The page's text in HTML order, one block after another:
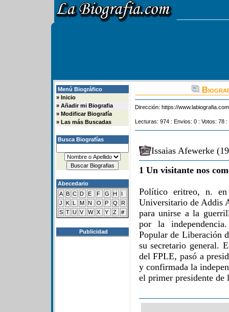
Menú Biográfico
» Inicio
» Añadir mi Biografia
» Modificar Biografía
» Las más Buscadas
Busca Biografías
Abecedario
A B C D E F G H
I
J
K L M N O P Q
R
S T U V W X Y Z #
Publicidad
Dirección: https://
Lecturas: 974 : Envios: 0 : Votos: 78
Issaias Afewerke
1 Un visitante nos
Político eritreo, n.
Universitario de Addis
para unirse a la
por la
Popular de Liberación
su secretario general.
del FPLE, pasó a
y confirmada la
el primer presidente de